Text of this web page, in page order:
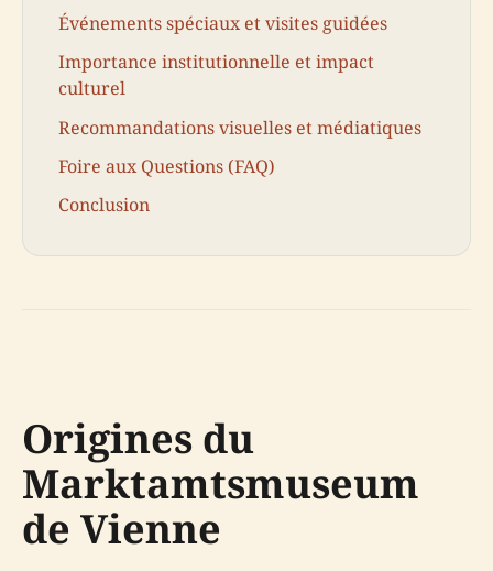
Événements spéciaux et visites guidées
Importance institutionnelle et impact
culturel
Recommandations visuelles et médiatiques
Foire aux Questions (FAQ)
Conclusion
Origines du
Marktamtsmuseum
de Vienne